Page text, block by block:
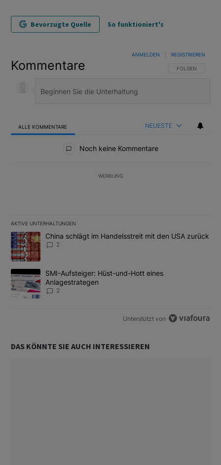
Bevorzugte Quelle So funktioniert's
Kommentare FOLGE DIESER
FOLGEN
ANMELDEN REGISTRIEREN
ALLE KOMMENTARE NEUESTE
Noch keine Kommentare
WERBUNG
AKTIVE UNTERHALTUNGEN
Das Folgende ist eine Liste der am meisten kommentierten
Ein Trendartikel mit dem Titel "China schlägt im Handelsstreit
China schlägt im Handelsstreit mit den USA zurück
2
Ein Trendartikel mit dem Titel "SMI-Aufsteiger: Hüst-und-Hott
SMI-Aufsteiger: Hüst-und-Hott eines
Anlagestrategen
2
Unterstützt von
DAS KÖNNTE SIE AUCH INTERESSIEREN